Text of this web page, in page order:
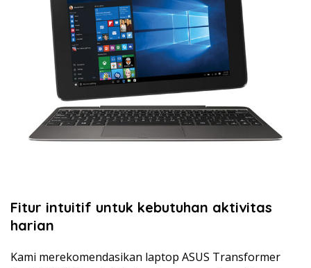
Fitur intuitif untuk kebutuhan aktivitas
harian
Kami merekomendasikan laptop ASUS Transformer